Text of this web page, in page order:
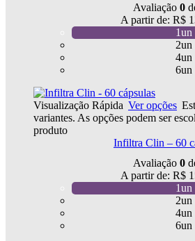
Avaliação 0
A partir de: R$
1un
2un
4un
6un
Visualização Rápida Ver opções
variantes. As opções podem ser
produto
Infiltra Clin – 60
Avaliação 0
A partir de: R$
1un
2un
4un
6un